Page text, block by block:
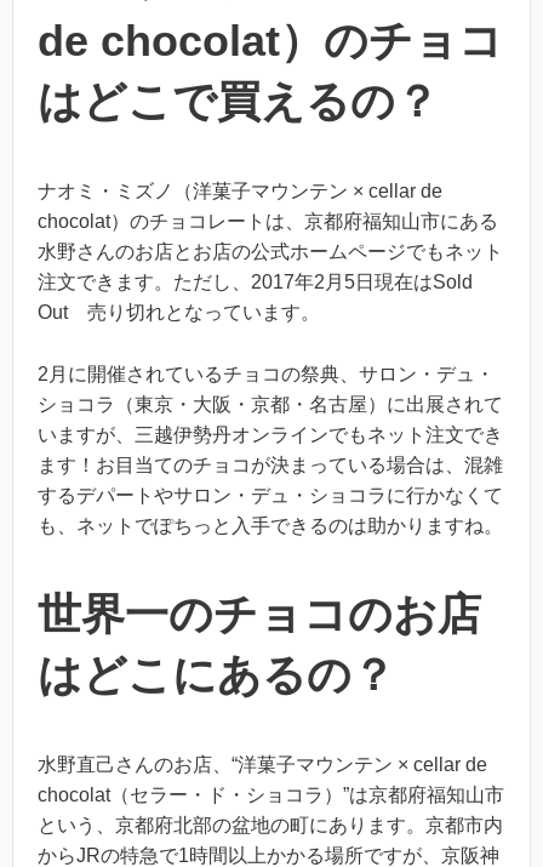
de chocolat）のチョコ
はどこで買えるの？
ナオミ・ミズノ（洋菓子マウンテン × cellar de
chocolat）のチョコレートは、京都府福知山市にある
水野さんのお店とお店の公式ホームページでもネット
注文できます。ただし、2017年2月5日現在はSold
Out 売り切れとなっています。
2月に開催されているチョコの祭典、サロン・デュ・
ショコラ（東京・大阪・京都・名古屋）に出展されて
いますが、三越伊勢丹オンラインでもネット注文でき
ます！お目当てのチョコが決まっている場合は、混雑
するデパートやサロン・デュ・ショコラに行かなくて
も、ネットでぽちっと入手できるのは助かりますね。
世界一のチョコのお店
はどこにあるの？
水野直己さんのお店、“洋菓子マウンテン × cellar de
chocolat（セラー・ド・ショコラ）”は京都府福知山市
という、京都府北部の盆地の町にあります。京都市内
からJRの特急で1時間以上かかる場所ですが、京阪神